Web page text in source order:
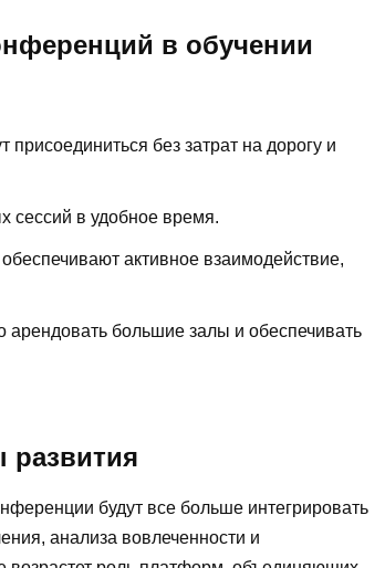
в обучении
присоединиться без затрат на дорогу и
сессий в удобное время.
активное взаимодействие,
арендовать большие залы и обеспечивать
развития
будут все больше интегрировать
анализа вовлеченности и